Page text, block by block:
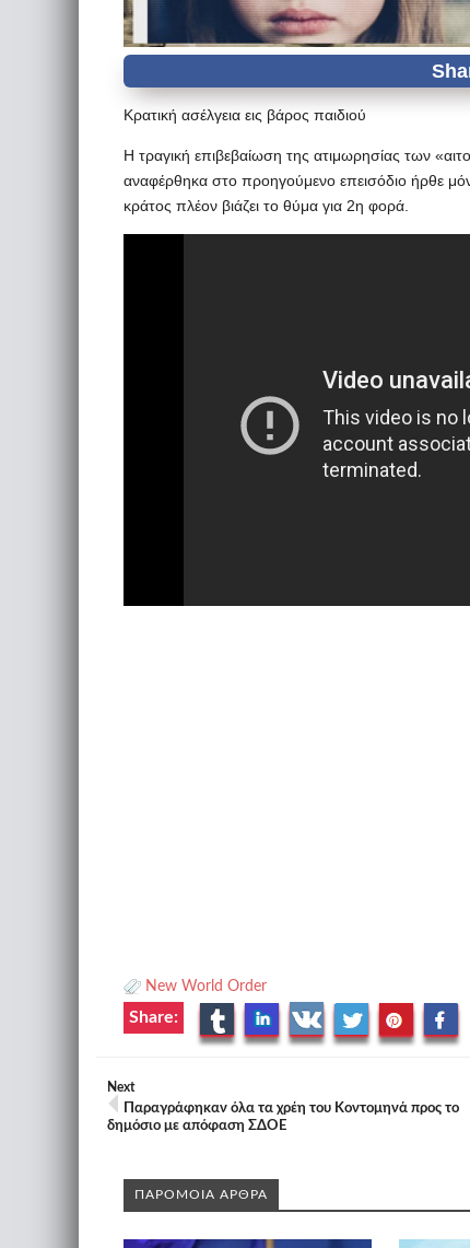
Κρατική ασέλγεια εις βάρος παιδιού
Η τραγική επιβεβαίωση της ατιμωρησίας των
αναφέρθηκα στο προηγούμενο επεισόδιο ήρθε
κράτος πλέον βιάζει το θύμα για 2η φορά.
New World Order
Share:
Next
Παραγράφηκαν όλα τα χρέη του Κοντομηνά προς το
δημόσιο με απόφαση ΣΔΟΕ
ΠΑΡΟΜΟΙΑ ΑΡΘΡΑ